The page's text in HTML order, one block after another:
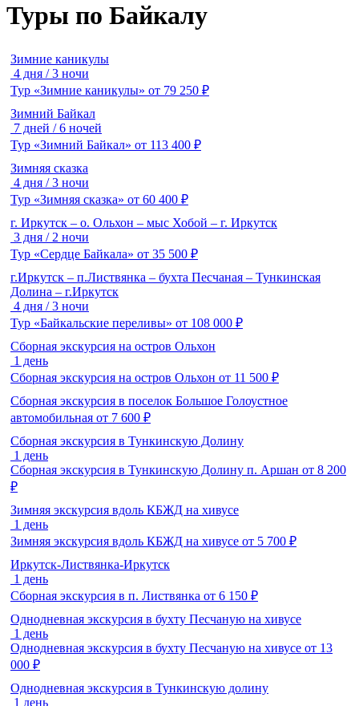
Туры по Байкалу
Зимние каникулы
4 дня / 3 ночи
Тур «Зимние каникулы» от 79 250 ₽
Зимний Байкал
7 дней / 6 ночей
Тур «Зимний Байкал» от 113 400 ₽
Зимняя сказка
4 дня / 3 ночи
Тур «Зимняя сказка» от 60 400 ₽
г. Иркутск – о. Ольхон – мыс Хобой – г. Иркутск
3 дня / 2 ночи
Тур «Сердце Байкала» от 35 500 ₽
г.Иркутск – п.Листвянка – бухта Песчаная – Тункинская
Долина – г.Иркутск
4 дня / 3 ночи
Тур «Байкальские переливы» от 108 000 ₽
Сборная экскурсия на остров Ольхон
1 день
Сборная экскурсия на остров Ольхон от 11 500 ₽
Сборная экскурсия в поселок Большое Голоустное
автомобильная от 7 600 ₽
Сборная экскурсия в Тункинскую Долину
1 день
Сборная экскурсия в Тункинскую Долину п. Аршан от 8 200
₽
Зимняя экскурсия вдоль КБЖД на хивусе
1 день
Зимняя экскурсия вдоль КБЖД на хивусе от 5 700 ₽
Иркутск-Листвянка-Иркутск
1 день
Сборная экскурсия в п. Листвянка от 6 150 ₽
Однодневная экскурсия в бухту Песчаную на хивусе
1 день
Однодневная экскурсия в бухту Песчаную на хивусе от 13
000 ₽
Однодневная экскурсия в Тункинскую долину
1 день